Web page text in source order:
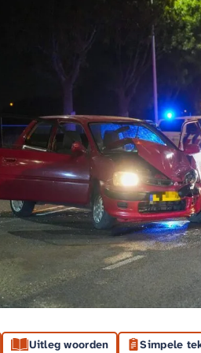
Uitleg woorden Simpele